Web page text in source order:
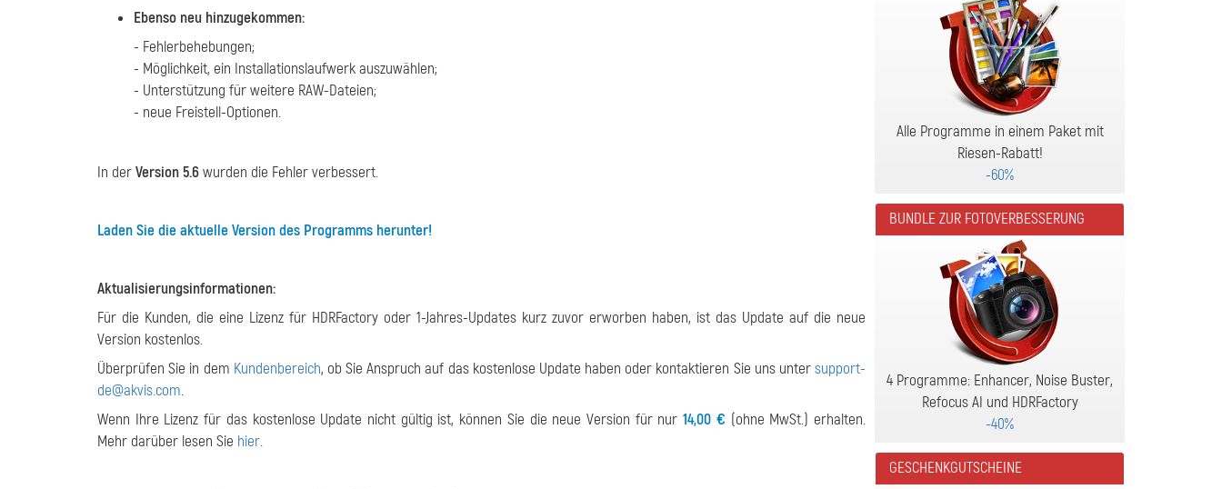
Ebenso neu hinzugekommen:
- Fehlerbehebungen;
- Möglichkeit, ein Installationslaufwerk auszuwählen;
- Unterstützung für weitere RAW-Dateien;
- neue Freistell-Optionen.
In derVersion 5.6wurden die Fehler verbessert.
Laden Sie die aktuelle Version des Programms herunter!
Aktualisierungsinformationen:
Für die Kunden, die eine Lizenz für HDRFactory oder 1-Jahres-Updates kurz zuvor erworben haben, ist das Update auf die neue
Version kostenlos.
Überprüfen Sie in dem Kundenbereich, ob Sie Anspruch auf das kostenlose Update haben oder kontaktieren Sie uns untersupport-
de@akvis.com.
Wenn Ihre Lizenz für das kostenlose Update nicht gültig ist, können Sie die neue Version für nur14,00 € (ohne MwSt.) erhalten.
Mehr darüber lesen Sie hier.
Alle Programme in einem Paket mit
Riesen-Rabatt!
-60%
BUNDLE ZUR FOTOVERBESSERUNG
4 Programme: Enhancer, Noise Buster,
Refocus AI und HDRFactory
-40%
GESCHENKGUTSCHEINE